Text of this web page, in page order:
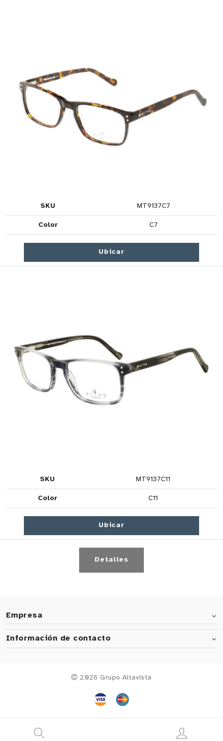
SKU MT9137C7
Color C7
Ubicar
SKU MT9137C11
Color C11
Ubicar
Detalles
Empresa
Información de contacto
2026 Grupo Altavista